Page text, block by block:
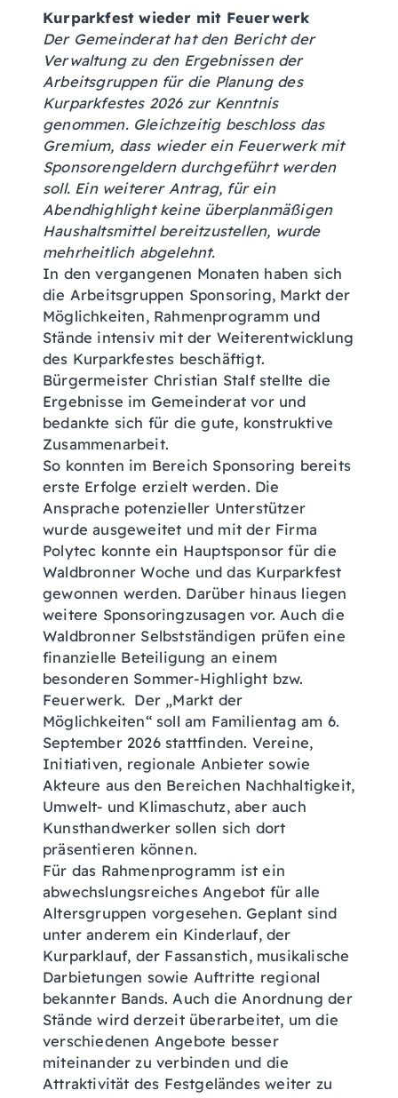
Kurparkfest wieder mit Feuerwerk
Der Gemeinderat hat den Bericht der
Verwaltung zu den Ergebnissen der
Arbeitsgruppen für die Planung des
Kurparkfestes 2026 zur Kenntnis
genommen. Gleichzeitig beschloss das
Gremium, dass wieder ein Feuerwerk mit
Sponsorengeldern durchgeführt werden
soll. Ein weiterer Antrag, für ein
Abendhighlight keine überplanmäßigen
Haushaltsmittel bereitzustellen, wurde
mehrheitlich abgelehnt.
In den vergangenen Monaten haben sich
die Arbeitsgruppen Sponsoring, Markt der
Möglichkeiten, Rahmenprogramm und
Stände intensiv mit der Weiterentwicklung
des Kurparkfestes beschäftigt.
Bürgermeister Christian Stalf stellte die
Ergebnisse im Gemeinderat vor und
bedankte sich für die gute, konstruktive
Zusammenarbeit.
So konnten im Bereich Sponsoring bereits
erste Erfolge erzielt werden. Die
Ansprache potenzieller Unterstützer
wurde ausgeweitet und mit der Firma
Polytec konnte ein Hauptsponsor für die
Waldbronner Woche und das Kurparkfest
gewonnen werden. Darüber hinaus liegen
weitere Sponsoringzusagen vor. Auch die
Waldbronner Selbstständigen prüfen eine
finanzielle Beteiligung an einem
besonderen Sommer-Highlight bzw.
Feuerwerk. Der „Markt der
Möglichkeiten“ soll am Familientag am 6.
September 2026 stattfinden. Vereine,
Initiativen, regionale Anbieter sowie
Akteure aus den Bereichen Nachhaltigkeit,
Umwelt- und Klimaschutz, aber auch
Kunsthandwerker sollen sich dort
präsentieren können.
Für das Rahmenprogramm ist ein
abwechslungsreiches Angebot für alle
Altersgruppen vorgesehen. Geplant sind
unter anderem ein Kinderlauf, der
Kurparklauf, der Fassanstich, musikalische
Darbietungen sowie Auftritte regional
bekannter Bands. Auch die Anordnung der
Stände wird derzeit überarbeitet, um die
verschiedenen Angebote besser
miteinander zu verbinden und die
Attraktivität des Festgeländes weiter zu